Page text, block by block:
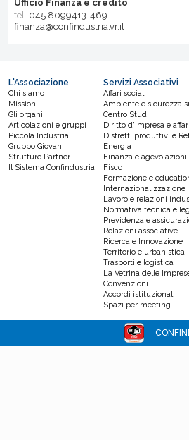
Ufficio Finanza e credito
tel. 045 8099413-469
finanza@confindustria.vr.it
L'Associazione
Chi siamo
Mission
Gli organi
Articolazioni e gruppi
Piccola Industria
Gruppo Giovani
Strutture Partner
Il Sistema Confindustria
Servizi Associativi
Affari sociali
Ambiente e sicurezza
Centro Studi
Diritto d'impresa e
Distretti produttivi e
Energia
Finanza e agevolazioni
Fisco
Formazione e
Internazionalizzazione
Lavoro e relazioni
Normativa tecnica e
Previdenza e
Relazioni associative
Ricerca e Innovazione
Territorio e urbanistica
Trasporti e logistica
La Vetrina delle
Convenzioni
Accordi istituzionali
Spazi per meeting